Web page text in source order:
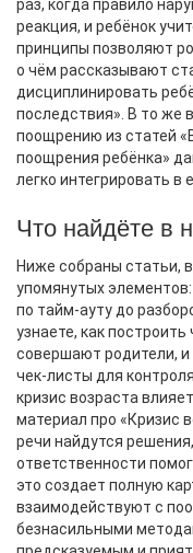
раз, когда правило
реакция, и ребёнок
принципы позволяют
о чём рассказывают
дисциплинировать
последствия». В то же
поощрению из статей
поощрения ребёнка»
легко интегрировать в
Что найдёте в
Ниже собраны статьи,
упомянутых
по тайм‑ауту до
узнаете, как
совершают родители, и
чек‑листы для
кризис возраста
материал про «Кризис
речи найдутся
ответственности
это создает полную
взаимодействуют с
безнасильными